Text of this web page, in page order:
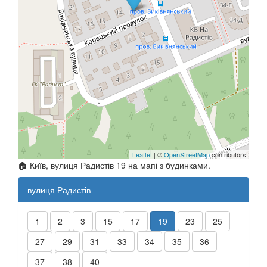
Leaflet | ©OpenStreetMapcontributors
🏠 Київ, вулиця Радистів 19 на мапі з будинками.
вулиця Радистів
1 2 3 15 17 19 23
25
27
29 31 33 34 35
36
37
38 40